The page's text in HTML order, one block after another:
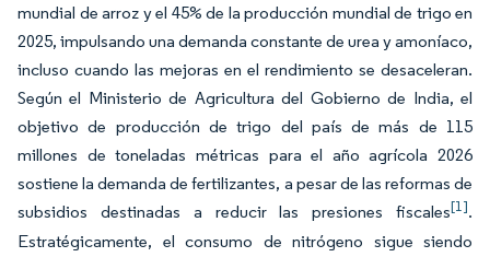
mundial de arroz y el 45% de la producción mundial de trigo en
2025, impulsando una demanda constante de urea y amoníaco,
incluso cuando las mejoras en el rendimiento se desaceleran.
Según el Ministerio de Agricultura del Gobierno de India, el
objetivo de producción de trigo del país de más de 115
millones de toneladas métricas para el año agrícola 2026
sostiene la demanda de fertilizantes, a pesar de las reformas de
subsidios destinadas a reducir las presiones fiscales[1].
Estratégicamente, el consumo de nitrógeno sigue siendo